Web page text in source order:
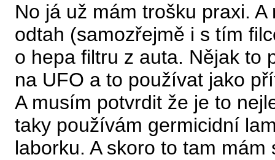
No já už mám trošku praxi.
odtah (samozřejmě i s tím
o hepa filtru z auta. Nějak to
na UFO a to používat jako
A musím potvrdit že je to
taky používám germicidní
laborku. A skoro to tam